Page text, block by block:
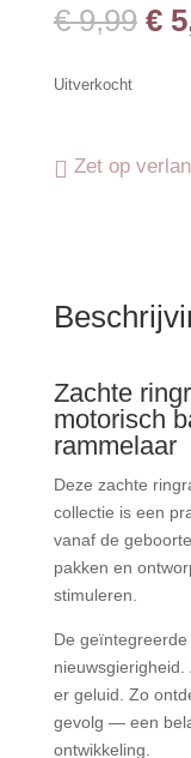
€9,99 €
Uitverkocht
Zet op
Zachte
motorisch
rammelaar
Deze zachte
collectie is een
vanaf de
pakken en
stimuleren.
De
er geluid. Zo
gevolg — een
ontwikkeling.